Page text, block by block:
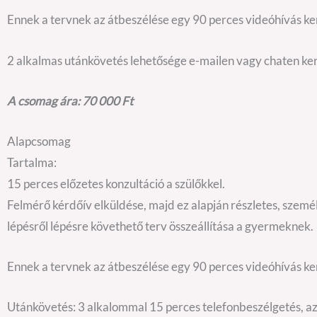
Ennek a tervnek az átbeszélése egy 90 perces videóhívás
2 alkalmas utánkövetés lehetősége e-mailen vagy chaten
A csomag ára: 70 000 Ft
Alapcsomag
Tartalma:
15 perces előzetes konzultáció a szülőkkel.
Felmérő kérdőív elküldése, majd ez alapján részletes,
lépésről lépésre követhető terv összeállítása a gyermeknek.
Ennek a tervnek az átbeszélése egy 90 perces videóhívás
Utánkövetés: 3 alkalommal 15 perces telefonbeszélgetés,